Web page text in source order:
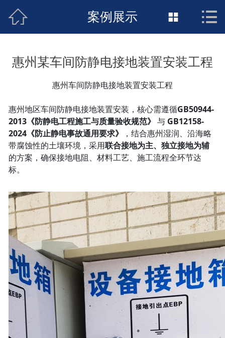
 接地工程首页
新闻动态
荣誉资质
案例展示
 案例展示  
惠州某车间防静电接地装置安装工程
惠州车间防静电接地装置安装工程
惠州地区车间防静电接地装置安装，核心需遵循GB50944-
2013《防静电工程施工与质量验收规范》 与 GB12158-
2024《防止静电事故通用要求》
，结合惠州湿润、沿海略
带腐蚀性的土壤环境，采用联合接地为主、独立接地为辅
的方案，确保接地电阻、材料工艺、施工流程全环节达
标。